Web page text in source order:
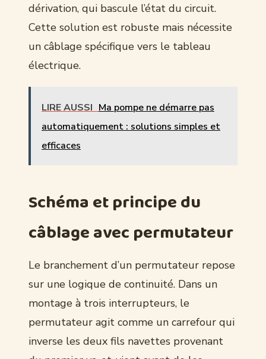
dérivation, qui bascule l’état du circuit.
Cette solution est robuste mais nécessite
un câblage spécifique vers le tableau
électrique.
LIRE AUSSI Ma pompe ne démarre pas
automatiquement : solutions simples et
efficaces
Schéma et principe du
câblage avec permutateur
Le branchement d’un permutateur repose
sur une logique de continuité. Dans un
montage à trois interrupteurs, le
permutateur agit comme un carrefour qui
inverse les deux fils navettes provenant